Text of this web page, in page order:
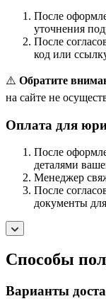
После
уточнения
После
код или
⚠️ Обратите
на сайте не
Оплата для
После
деталями
Менеджер
После
документы
Способы
Варианты